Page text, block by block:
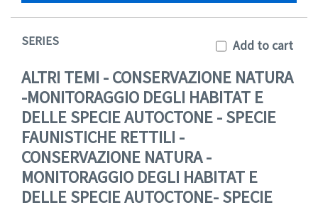
SERIES Add to cart
ALTRI TEMI - CONSERVAZIONE NATURA
-MONITORAGGIO DEGLI HABITAT E
DELLE SPECIE AUTOCTONE - SPECIE
FAUNISTICHE RETTILI -
CONSERVAZIONE NATURA -
MONITORAGGIO DEGLI HABITAT E
DELLE SPECIE AUTOCTONE- SPECIE